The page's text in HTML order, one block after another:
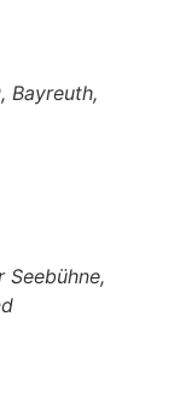
Bayreuth,
Seebühne,